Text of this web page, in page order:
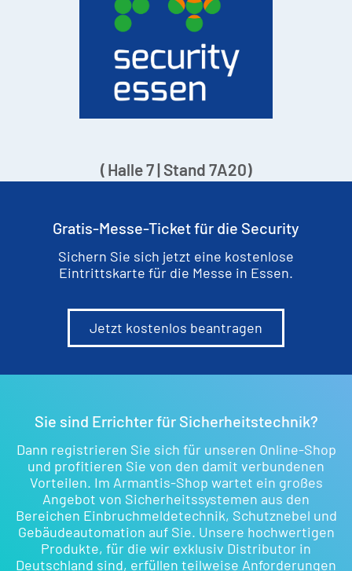
( Halle 7 | Stand 7A20)
Gratis-Messe-Ticket für die Security
Sichern Sie sich jetzt eine kostenlose
Eintrittskarte für die Messe in Essen.
Jetzt kostenlos beantragen
Sie sind Errichter für Sicherheitstechnik?
Dann registrieren Sie sich für unseren Online-Shop
und profitieren Sie von den damit verbundenen
Vorteilen. Im Armantis-Shop wartet ein großes
Angebot von Sicherheitssystemen aus den
Bereichen Einbruchmeldetechnik, Schutznebel und
Gebäudeautomation auf Sie. Unsere hochwertigen
Produkte, für die wir exklusiv Distributor in
Deutschland sind, erfüllen teilweise Anforderungen